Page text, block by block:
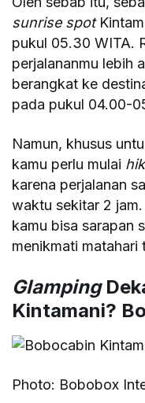
sunrise spot
pukul 05.30 WITA.
perjalananmu lebih
berangkat ke
pada pukul 04.00-
Namun, khusus
kamu perlu mulai
karena perjalanan
waktu sekitar 2
kamu bisa sarapan
menikmati matahari
Glamping
Kintamani?
Photo: Bobobox